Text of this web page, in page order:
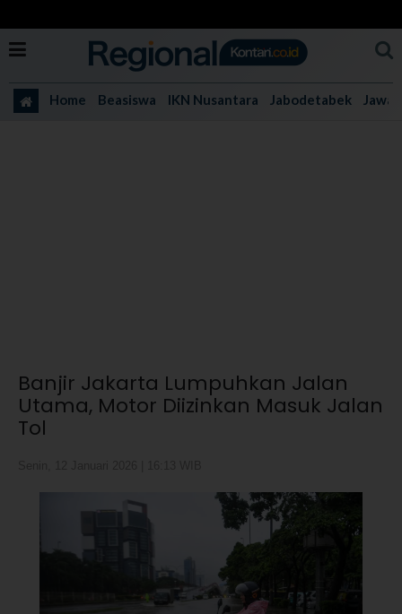
Home Beasiswa IKN Nusantara Jabodetabek Jawa
Banjir Jakarta Lumpuhkan Jalan
Utama, Motor Diizinkan Masuk Jalan
Tol